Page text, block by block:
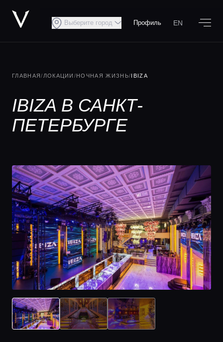
Выберите город Профиль EN
ГЛАВНАЯ/ ЛОКАЦИИ /НОЧНАЯ ЖИЗНЬ/IBIZA
IBIZA В САНКТ-
ПЕТЕРБУРГЕ